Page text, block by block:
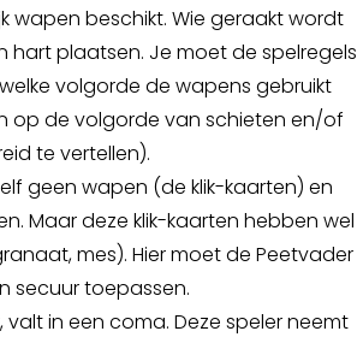
wapen beschikt. Wie geraakt wordt
plaatsen. Je moet de spelregels
volgorde de wapens gebruikt
op de volgorde van schieten en/of
te vertellen).
geen wapen (de klik-kaarten) en
Maar deze klik-kaarten hebben wel
mes). Hier moet de Peetvader
secuur toepassen.
in een coma. Deze speler neemt